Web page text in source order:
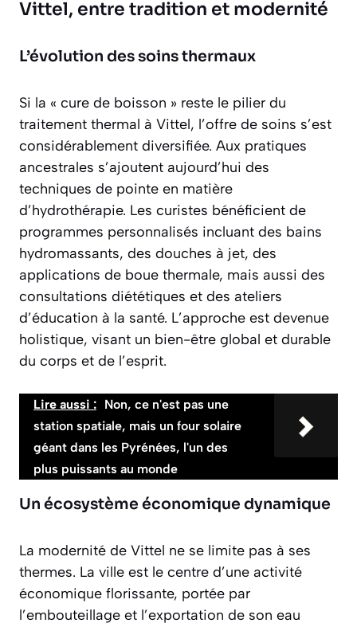
Vittel, entre tradition et modernité
L’évolution des soins thermaux
Si la « cure de boisson » reste le pilier du
traitement thermal à Vittel, l’offre de soins s’est
considérablement diversifiée. Aux pratiques
ancestrales s’ajoutent aujourd’hui des
techniques de pointe en matière
d’hydrothérapie. Les curistes bénéficient de
programmes personnalisés incluant des bains
hydromassants, des douches à jet, des
applications de boue thermale, mais aussi des
consultations diététiques et des ateliers
d’éducation à la santé. L’approche est devenue
holistique, visant un bien-être global et durable
du corps et de l’esprit.
Lire aussi : Non, ce n'est pas une
station spatiale, mais un four solaire
géant dans les Pyrénées, l'un des
plus puissants au monde
Un écosystème économique dynamique
La modernité de Vittel ne se limite pas à ses
thermes. La ville est le centre d’une activité
économique florissante, portée par
l’embouteillage et l’exportation de son eau